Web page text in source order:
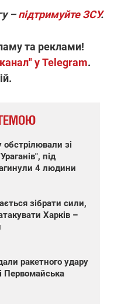
–підтримуйте ЗСУ.
та реклами!
у Telegram.
зі
під
4 людини
зібрати сили,
Харків –
ракетного удару
Первомайська